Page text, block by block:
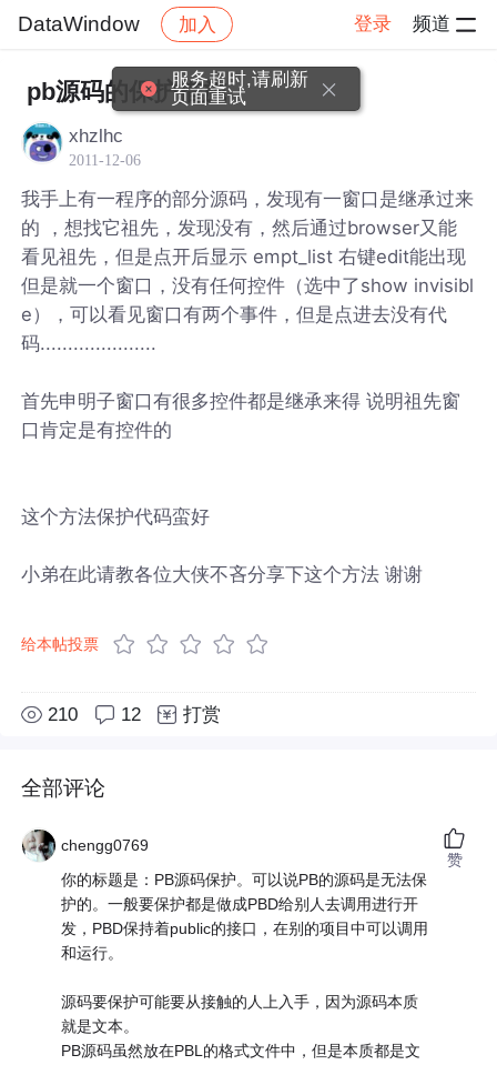
DataWindow 加入 登录 频道
社区 DataWindow 帖子详情
pb源码的保护措施
xhzlhc
2011-12-06
我手上有一程序的部分源码，发现有一窗口是继承过来
的 ，想找它祖先，发现没有，然后通过browser又能
看见祖先，但是点开后显示 empt_list 右键edit能出现
但是就一个窗口，没有任何控件（选中了show invisibl
e），可以看见窗口有两个事件，但是点进去没有代
码.....................
首先申明子窗口有很多控件都是继承来得 说明祖先窗
口肯定是有控件的
这个方法保护代码蛮好
小弟在此请教各位大侠不吝分享下这个方法 谢谢
给本帖投票
210 12 打赏
全部评论
chengg0769
你的标题是：PB源码保护。可以说PB的源码是无法保
护的。一般要保护都是做成PBD给别人去调用进行开
发，PBD保持着public的接口，在别的项目中可以调用
和运行。
源码要保护可能要从接触的人上入手，因为源码本质
就是文本。
PB源码虽然放在PBL的格式文件中，但是本质都是文
赞
服务超时,请刷新
页面重试